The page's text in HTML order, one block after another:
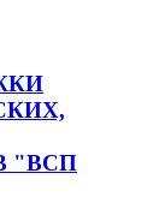
"ВСП